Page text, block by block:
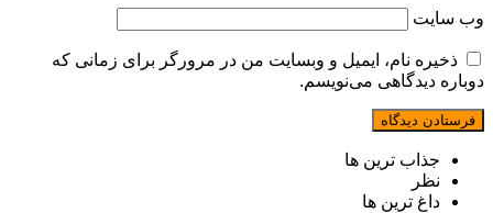
وب‌ سایت
ذخیره نام، ایمیل و وبسایت من در مرورگر برای زمانی که
دوباره دیدگاهی می‌نویسم.
جذاب ترین ها
نظر
داغ ترین ها